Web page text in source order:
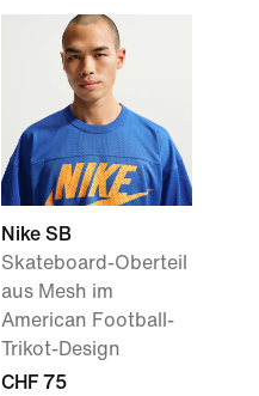
Nike SB
Skateboard-Oberteil
aus Mesh im
American Football-
Trikot-Design
CHF 75